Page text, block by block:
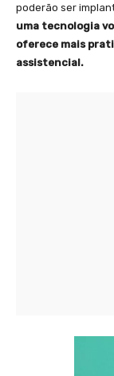
poderão ser
uma tecnologia
oferece mais
assistencial.